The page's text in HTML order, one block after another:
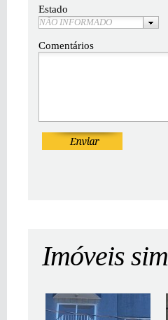
Estado
NÃO INFORMADO
Comentários
Imóveis